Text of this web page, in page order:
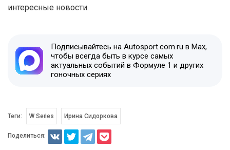
интересные новости.
Подписывайтесь на Autosport.com.ru в Max,
чтобы всегда быть в курсе самых
актуальных событий в Формуле 1 и других
гоночных сериях
Теги: W Series Ирина Сидоркова
Поделиться: